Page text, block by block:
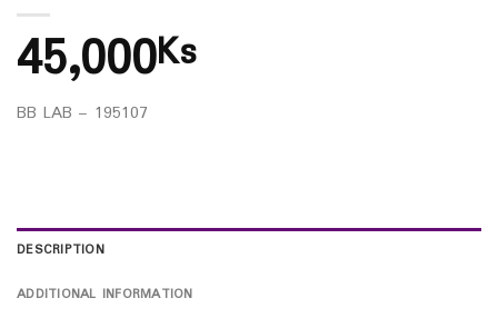
45,000Ks
BB LAB – 195107
DESCRIPTION
ADDITIONAL INFORMATION